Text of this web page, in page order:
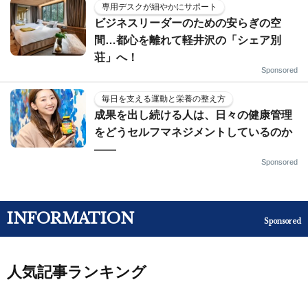
専用デスクが細やかにサポート
ビジネスリーダーのための安らぎの空
間…都心を離れて軽井沢の「シェア別
荘」へ！
Sponsored
毎日を支える運動と栄養の整え方
成果を出し続ける人は、日々の健康管理
をどうセルフマネジメントしているのか
——
Sponsored
INFORMATION Sponsored
人気記事ランキング